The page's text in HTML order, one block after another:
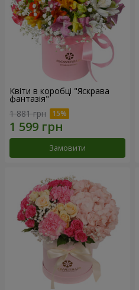
Квіти в коробці "Яскрава
фантазія"
1 881 грн
Замовити